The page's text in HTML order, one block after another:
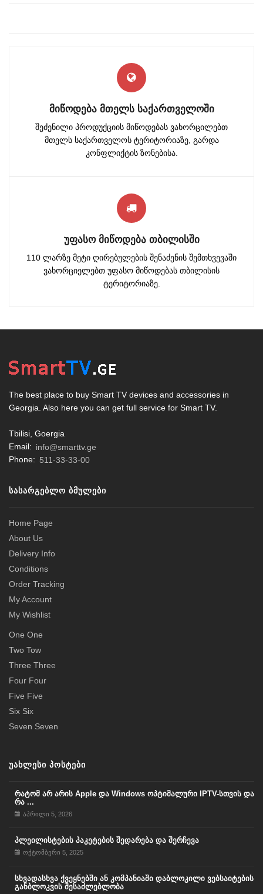
ᲛᲘᲬᲝᲓᲔᲑᲐ ᲛᲗᲔᲚᲡ ᲡᲐᲥᲐᲠᲗᲕᲔᲚᲝᲨᲘ
შეძენილი პროდუქციის მიწოდებას ვახორცილებთ
მთელს საქართველოს ტერიტორიაზე, გარდა
კონფლიქტის ზონებისა.
ᲣᲤᲐᲡᲝ ᲛᲘᲬᲝᲓᲔᲑᲐ ᲗᲑᲘᲚᲘᲡᲨᲘ
110 ლარზე მეტი ღირებულების შენაძენის შემთხვევაში
ვახორციელებთ უფასო მიწოდებას თბილისის
ტერიტორიაზე.
The best place to buy Smart TV devices and accessories in
Georgia. Also here you can get full service for Smart TV.
Tbilisi, Goergia
Email: info@smarttv.ge
Phone: 511-33-33-00
ᲡᲐᲡᲐᲠᲒᲔᲑᲚᲝ ᲑᲛᲣᲚᲔᲑᲘ
Home Page
About Us
Delivery Info
Conditions
Order Tracking
My Account
My Wishlist
One One
Two Tow
Three Three
Four Four
Five Five
Six Six
Seven Seven
ᲣᲐᲮᲚᲔᲡᲘ ᲞᲝᲡᲢᲔᲑᲘ
რატომ არ არის Apple და Windows ოპტიმალური IPTV-სთვის და
რა ...
აპრილი 5, 2026
პლეილისტების პაკეტების შედარება და შერჩევა
ოქტომბერი 5, 2025
სხვადასხვა ქვეყნებში ან კომპანიაში დაბლოკილი ვებსაიტების
განბლოკვის შესაძლებლობა